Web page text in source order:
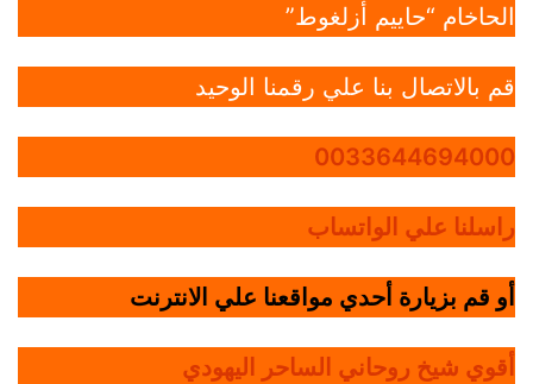
الحاخام “حاييم أزلغوط”
قم بالاتصال بنا علي رقمنا الوحيد
0033644694000
راسلنا علي الواتساب
أو قم بزيارة أحدي مواقعنا علي الانترنت
أقوي شيخ روحاني الساحر اليهودي